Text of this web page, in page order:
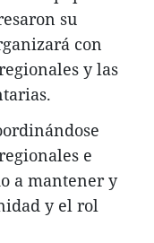
su
con
y las
e
a mantener y
y el rol